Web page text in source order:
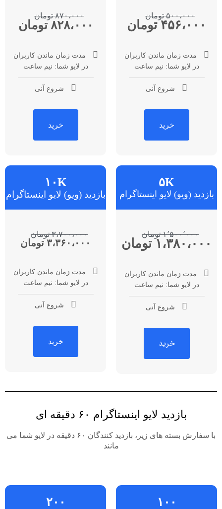
۵۰۰،۰۰۰ تومان
۴۵۶،۰۰۰ تومان
مدت زمان ماندن کاربران
در لایو شما: نیم ساعت
شروع آنی
خرید
۸۷۰،۰۰۰ تومان
۸۲۸،۰۰۰ تومان
مدت زمان ماندن کاربران
در لایو شما: نیم ساعت
شروع آنی
خرید
۵K
بازدید (ویو) لایو اینستاگرام
۱٬۵۰۰٬۰۰۰ تومان
۱،۳۸۰،۰۰۰ تومان
مدت زمان ماندن کاربران
در لایو شما: نیم ساعت
شروع آنی
خرید
۱۰K
بازدید (ویو) لایو اینستاگرام
۳،۷۰۰،۰۰۰ تومان
۳،۳۶۰،۰۰۰ تومان
مدت زمان ماندن کاربران
در لایو شما: نیم ساعت
شروع آنی
خرید
بازدید لایو اینستاگرام ۶۰ دقیقه ای
با سفارش بسته های زیر، بازدید کنندگان ۶۰ دقیقه در لایو شما می
مانند
۱۰۰ ۲۰۰